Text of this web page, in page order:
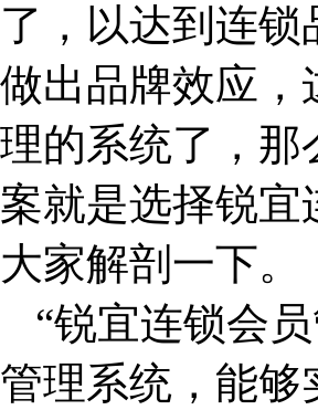
了，以达到连
做出品牌效应，
理的系统了，那
案就是选择锐
大家解剖一下。
“锐宜连锁会
管理系统，能